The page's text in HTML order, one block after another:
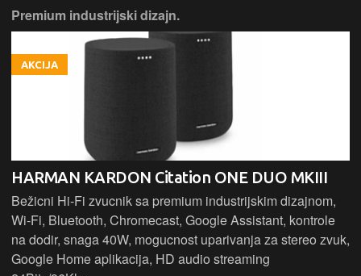
Premium industrijski dizajn.
AKCIJA
HARMAN KARDON Citation ONE DUO MKIII
Bežicni Hi-Fi zvucnik sa premium industrijskim dizajnom,
Wi-Fi, Bluetooth, Chromecast, Google Assistant, kontrole
na dodir, snaga 40W, mogucnost uparivanja za stereo zvuk,
Google Home aplikacija, HD audio streaming